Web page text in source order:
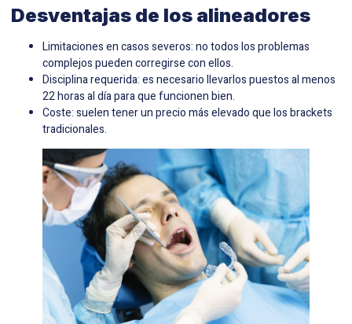
Desventajas de los alineadores
Limitaciones en casos severos: no todos los problemas
complejos pueden corregirse con ellos.
Disciplina requerida: es necesario llevarlos puestos al menos
22 horas al día para que funcionen bien.
Coste: suelen tener un precio más elevado que los brackets
tradicionales.